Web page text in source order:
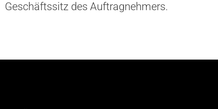
Geschäftssitz des Auftragnehmers.